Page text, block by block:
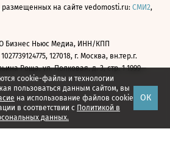
cookie-файлы и технологии
пользоваться данным сайтом, вы
на использование файлов cookie
в соответствии с Политикой в
данных.
ОК
на сайте vedomosti.ru: СМИ2,
Бизнес Ньюс Медиа, ИНН/КПП
127018, г. Москва, вн.тер.г.
Роща, ул. Полковая, д. 3, стр. 1 1999—